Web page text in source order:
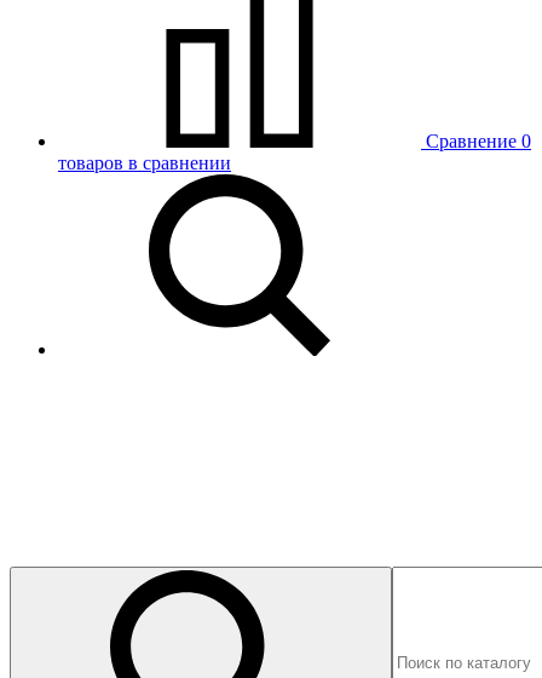
Сравнение 0
товаров в сравнении